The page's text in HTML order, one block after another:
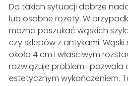
Do takich sytuacji dobrze
lub osobne rozety. W
można poszukać wąskich
czy sklepów z antykami. Wąski
około 4 cm i właściwym
rozwiązuje problem i pozwala
estetycznym wykończeniem.